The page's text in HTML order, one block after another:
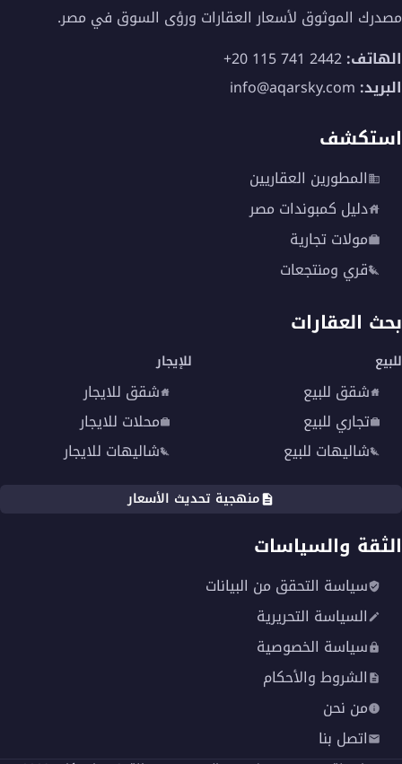
مصدرك الموثوق لأسعار العقارات ورؤى السوق في مصر.
الهاتف:+20 115 741 2442
البريد: info@aqarsky.com
استكشف
المطورين العقاريين
دليل كمبوندات مصر
مولات تجارية
قري ومنتجعات
بحث العقارات
للبيع
شقق للبيع
تجاري للبيع
شاليهات للبيع
للإيجار
شقق للايجار
محلات للايجار
شاليهات للايجار
منهجية تحديث الأسعار
الثقة والسياسات
سياسة التحقق من البيانات
السياسة التحريرية
سياسة الخصوصية
الشروط والأحكام
من نحن
اتصل بنا